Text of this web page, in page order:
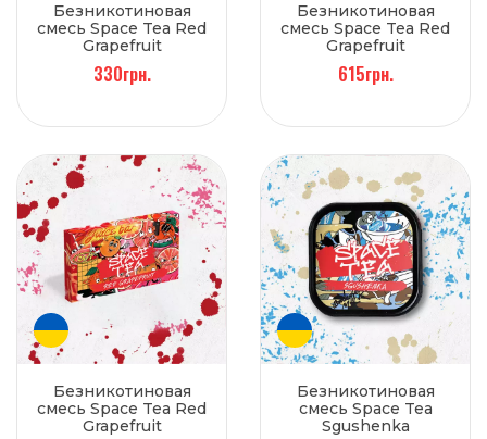
Безникотиновая
смесь Space Tea Red
Grapefruit
(Грейпфрут) 100 г
330грн.
Безникотиновая
смесь Space Tea Red
Grapefruit
(Грейпфрут) 250 г
615грн.
Безникотиновая
смесь Space Tea Red
Grapefruit
Безникотиновая
смесь Space Tea
Sgushenka